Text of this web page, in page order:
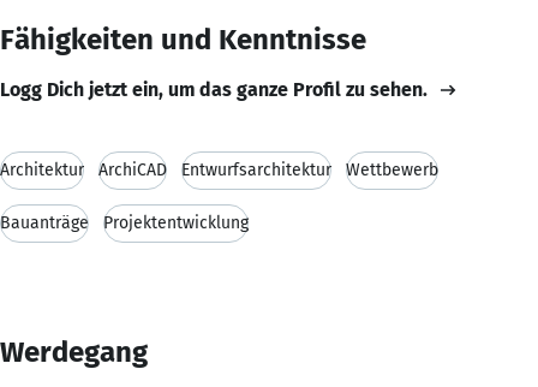
Fähigkeiten und Kenntnisse
Logg Dich jetzt ein, um das ganze Profil zu sehen.
Architektur ArchiCAD Entwurfsarchitektur Wettbewerb
Bauanträge Projektentwicklung
Werdegang